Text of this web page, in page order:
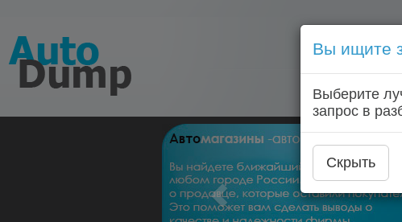
Вы ищите
Выберите
запрос в
Скрыть